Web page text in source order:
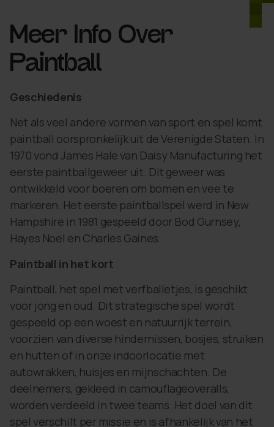
Meer Info Over
Paintball
Geschiedenis
Net als veel andere vormen van sport en spel komt
paintball oorspronkelijk uit de Verenigde Staten. In
1970 vond James Hale van Daisy Manufacturing het
eerste paintballgeweer uit. Dit geweer was
ontwikkeld voor boeren om bomen en vee te
markeren. Het eerste paintballspel werd in New
Hampshire in 1981 gespeeld door Bod Gurnsey,
Hayes Noel en Charles Gaines.
Paintball in het kort
Paintball, het spel met verfballetjes, is geschikt
voor jong en oud. Dit strategische spel wordt
gespeeld op een woest en natuurrijk terrein,
voorzien van diverse hindernissen, bosjes, struiken
en hutten of in onze indoorlocatie met
autowrakken, huisjes en mijnschachten. De
deelnemers, gekleed in camouflageoveralls,
worden verdeeld in twee teams. Het doel van dit
spel verschilt per missie en is afhankelijk van het